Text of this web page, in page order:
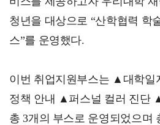
청년을 대상으로 “산학협력 학
스”를 운영했다.
이번 취업지원부스는 ▲대학일
정책 안내 ▲퍼스널 컬러 진단
총 3개의 부스로 운영되었으며